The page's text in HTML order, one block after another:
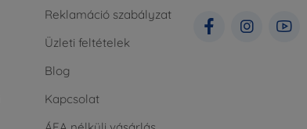
Reklamáció szabályzat
Üzleti feltételek
Blog
Kapcsolat